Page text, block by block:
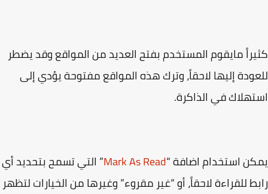
مايقوم المستخدم بفتح العديد من المواقع وقد يضطر
إليها لاحقاً، وترك هذه المواقع مفتوحة يؤدي إلى
في الذاكرة.
استخدام اضافة “Mark As Read” التي تسمح بتحديد أي
للقراءة لاحقاً، أو “غير مقروء” وغيرها من الخيارات لتظهر